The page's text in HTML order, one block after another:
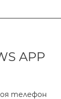
APP
телефон